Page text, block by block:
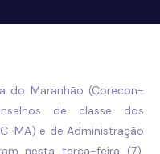
do Maranhão (Corecon-
de classe dos
MA) e de Administração
nesta terça-feira (7),